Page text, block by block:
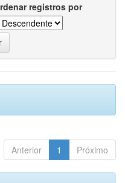
registros por
Anterior 1 Próximo